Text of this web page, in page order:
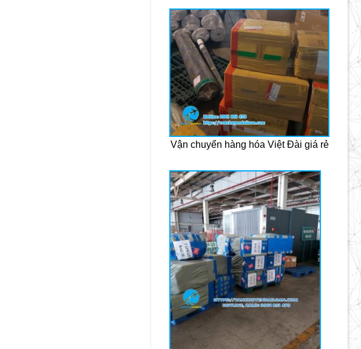
Vận chuyển hàng hóa Việt Đài giá rẻ